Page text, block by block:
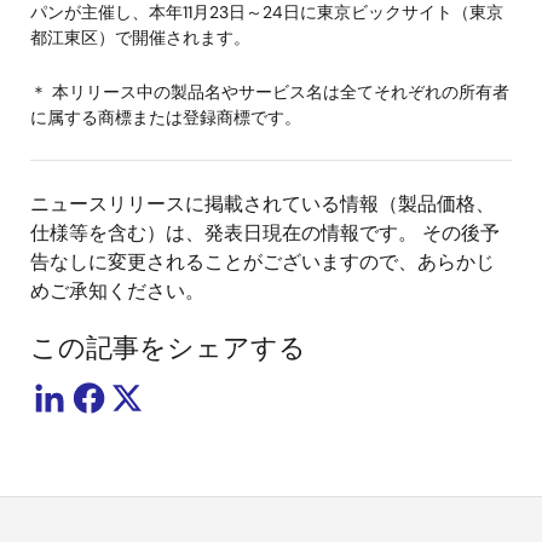
パンが主催し、本年11月23日～24日に東京ビックサイト（東京
都江東区）で開催されます。
＊ 本リリース中の製品名やサービス名は全てそれぞれの所有者
に属する商標または登録商標です。
ニュースリリースに掲載されている情報（製品価格、
仕様等を含む）は、発表日現在の情報です。 その後予
告なしに変更されることがございますので、あらかじ
めご承知ください。
この記事をシェアする